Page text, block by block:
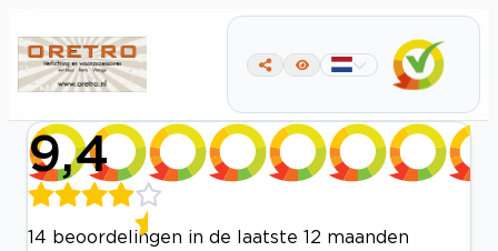
9,4
14 beoordelingen in de laatste 12 maanden